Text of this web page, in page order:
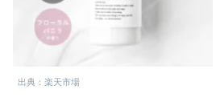
出典：楽天市場